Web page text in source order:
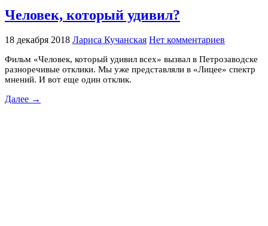
Человек, который удивил?
18 декабря 2018 Лариса Кучанская Нет комментариев
Фильм «Человек, который удивил всех» вызвал в Петрозаводске
разноречивые отклики. Мы уже представляли в «Лицее» спектр
мнений. И вот еще один отклик.
Далее →